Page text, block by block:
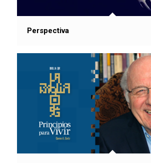
Perspectiva